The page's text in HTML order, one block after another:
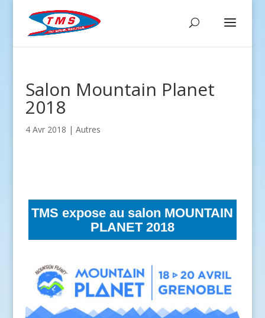
Salon Mountain Planet
2018
4 Avr 2018 | Autres
TMS expose au salon MOUNTAIN
PLANET 2018